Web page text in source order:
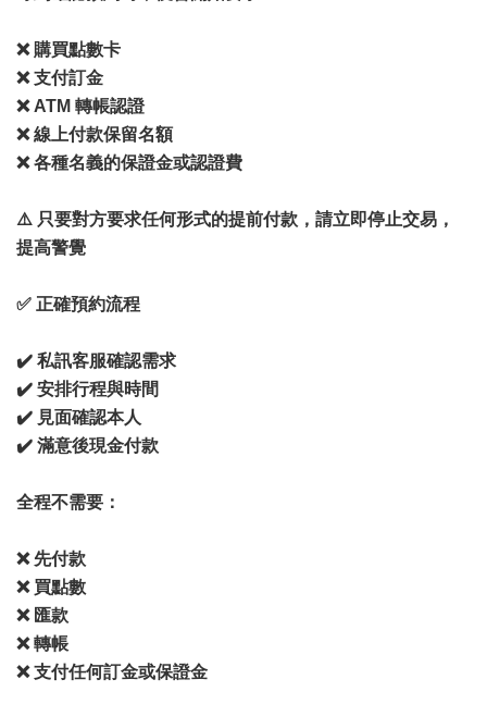
❌ 購買點數卡
❌ 支付訂金
❌ ATM 轉帳認證
❌ 線上付款保留名額
❌ 各種名義的保證金或認證費
⚠️ 只要對方要求任何形式的提前付款，請立即停止交易，
提高警覺
✅ 正確預約流程
✔️ 私訊客服確認需求
✔️ 安排行程與時間
✔️ 見面確認本人
✔️ 滿意後現金付款
全程不需要：
❌ 先付款
❌ 買點數
❌ 匯款
❌ 轉帳
❌ 支付任何訂金或保證金